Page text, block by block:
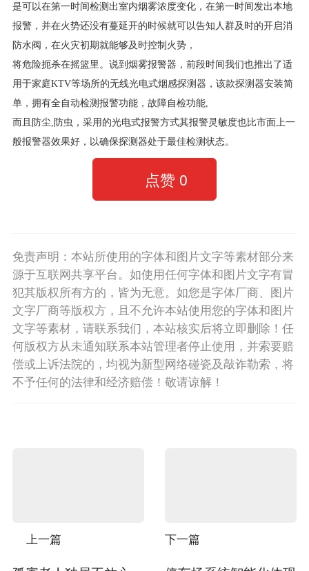
是可以在第一时间检测出室内烟雾浓度变化，在第一时间发出本地
报警，并在火势还没有蔓延开的时候就可以告知人群及时的开启消
防水阀，在火灾初期就能够及时控制火势，
将危险扼杀在摇篮里。说到烟雾报警器，前段时间我们也推出了适
用于家庭KTV等场所的无线光电式烟感探测器，该款探测器安装简
单，拥有全自动检测报警功能，故障自检功能,
而且防尘,防虫，采用的光电式报警方式其报警灵敏度也比市面上一
般报警器效果好，以确保探测器处于最佳检测状态。
点赞 0
免责声明：本站所使用的字体和图片文字等素材部分来
源于互联网共享平台。如使用任何字体和图片文字有冒
犯其版权所有方的，皆为无意。如您是字体厂商、图片
文字厂商等版权方，且不允许本站使用您的字体和图片
文字等素材，请联系我们，本站核实后将立即删除！任
何版权方从未通知联系本站管理者停止使用，并索要赔
偿或上诉法院的，均视为新型网络碰瓷及敲诈勒索，将
不予任何的法律和经济赔偿！敬请谅解！
上一篇 下一篇